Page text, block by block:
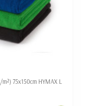
Serviette en microfibre ultra-absorbante (310 g/m²) 75x150cm HYMAX L